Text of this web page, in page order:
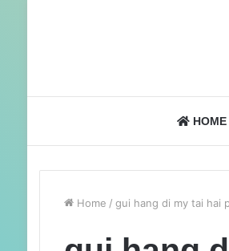
HOME
Home / gui hang di my tai hai